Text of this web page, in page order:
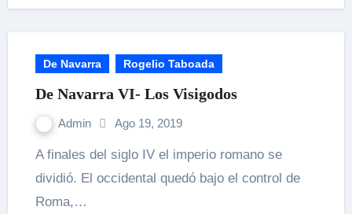
De Navarra Rogelio Taboada
De Navarra VI- Los Visigodos
Admin Ago 19, 2019
A finales del siglo IV el imperio romano se
dividió. El occidental quedó bajo el control de
Roma,…